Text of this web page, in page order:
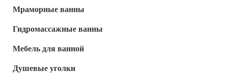
Мраморные ванны
Гидромассажные ванны
Мебель для ванной
Душевые уголки